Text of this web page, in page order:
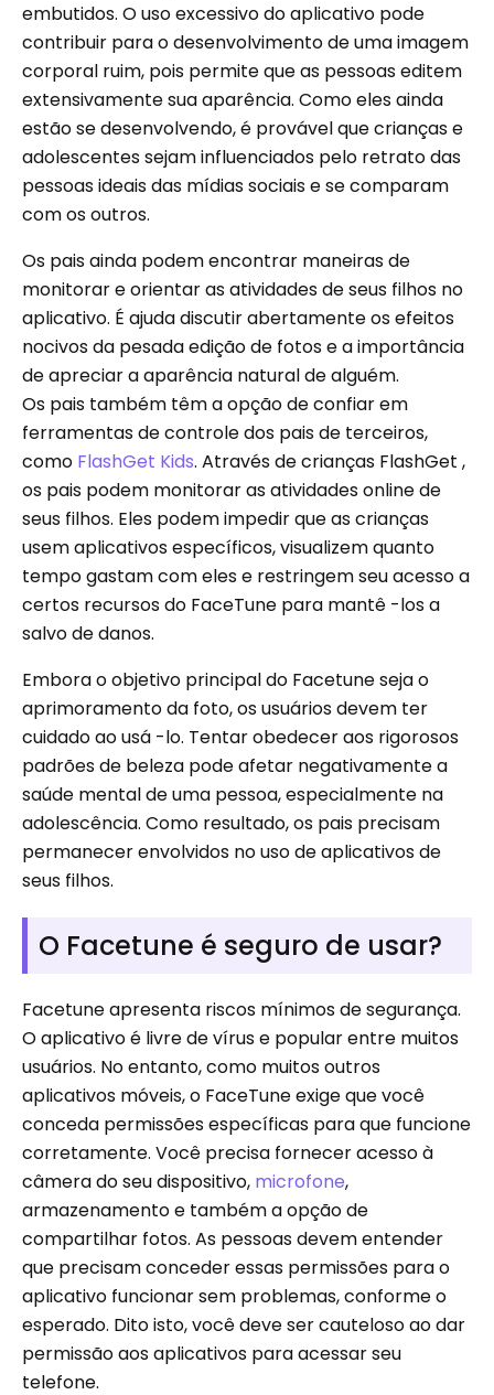
embutidos. O uso excessivo do aplicativo pode
contribuir para o desenvolvimento de uma imagem
corporal ruim, pois permite que as pessoas editem
extensivamente sua aparência. Como eles ainda
estão se desenvolvendo, é provável que crianças e
adolescentes sejam influenciados pelo retrato das
pessoas ideais das mídias sociais e se comparam
com os outros.
Os pais ainda podem encontrar maneiras de
monitorar e orientar as atividades de seus filhos no
aplicativo. É ajuda discutir abertamente os efeitos
nocivos da pesada edição de fotos e a importância
de apreciar a aparência natural de alguém.
Os pais também têm a opção de confiar em
ferramentas de controle dos pais de terceiros,
como FlashGet Kids. Através de crianças FlashGet ,
os pais podem monitorar as atividades online de
seus filhos. Eles podem impedir que as crianças
usem aplicativos específicos, visualizem quanto
tempo gastam com eles e restringem seu acesso a
certos recursos do FaceTune para mantê -los a
salvo de danos.
Embora o objetivo principal do Facetune seja o
aprimoramento da foto, os usuários devem ter
cuidado ao usá -lo. Tentar obedecer aos rigorosos
padrões de beleza pode afetar negativamente a
saúde mental de uma pessoa, especialmente na
adolescência. Como resultado, os pais precisam
permanecer envolvidos no uso de aplicativos de
seus filhos.
O Facetune é seguro de usar?
Facetune apresenta riscos mínimos de segurança.
O aplicativo é livre de vírus e popular entre muitos
usuários. No entanto, como muitos outros
aplicativos móveis, o FaceTune exige que você
conceda permissões específicas para que funcione
corretamente. Você precisa fornecer acesso à
câmera do seu dispositivo, microfone,
armazenamento e também a opção de
compartilhar fotos. As pessoas devem entender
que precisam conceder essas permissões para o
aplicativo funcionar sem problemas, conforme o
esperado. Dito isto, você deve ser cauteloso ao dar
permissão aos aplicativos para acessar seu
telefone.